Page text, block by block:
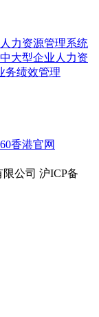
香港官网
限公司 沪ICP备